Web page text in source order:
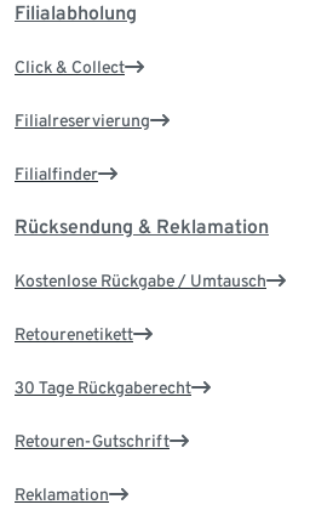
Filialabholung
Click & Collect
Filialreservierung
Filialfinder
Rücksendung & Reklamation
Kostenlose Rückgabe / Umtausch
Retourenetikett
30 Tage Rückgaberecht
Retouren-Gutschrift
Reklamation